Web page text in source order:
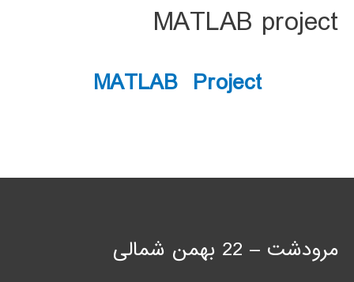
MATLAB project
MATLAB Project
مرودشت – 22 بهمن شمالی